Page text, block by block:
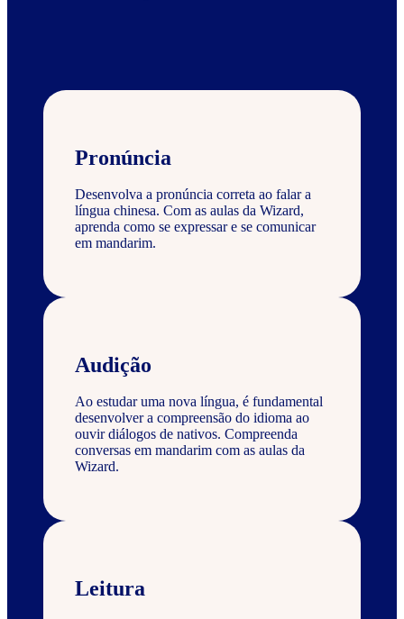
Pronúncia
Desenvolva a pronúncia correta ao falar a
língua chinesa. Com as aulas da Wizard,
aprenda como se expressar e se comunicar
em mandarim.
Audição
Ao estudar uma nova língua, é fundamental
desenvolver a compreensão do idioma ao
ouvir diálogos de nativos. Compreenda
conversas em mandarim com as aulas da
Wizard.
Leitura